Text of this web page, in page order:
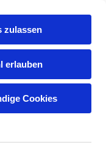
zulassen
erlauben
Cookies